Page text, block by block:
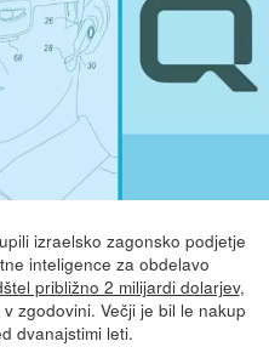
izraelsko zagonsko podjetje
inteligence za obdelavo
približno 2 milijardi dolarjev,
zgodovini. Večji je bil le nakup
dvanajstimi leti.